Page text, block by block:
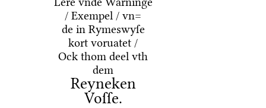
/ Exempel / vn=
de in Rymeswyſe
kort voruatet /
Ock thom deel vth
dem
Reyneken
Voſſe.